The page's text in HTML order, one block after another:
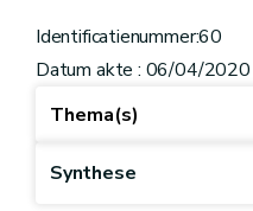
Identificatienummer:60
Datum akte : 06/04/2020
Thema(s)
Synthese